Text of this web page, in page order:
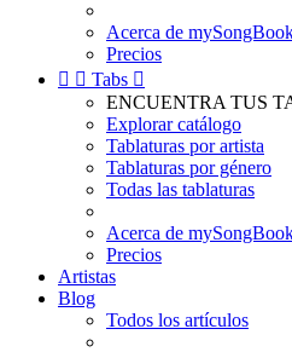
Acerca de
Precios
  Tabs 
ENCUENTRA TUS
Explorar catálogo
Tablaturas por artista
Tablaturas por género
Todas las tablaturas
Acerca de
Precios
Artistas
Blog
Todos los artículos